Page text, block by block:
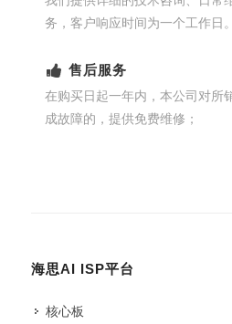
务，客户响应时间为一个工作日。
售后服务
在购买日起一年内，本公司对所
成故障的，提供免费维修；
海思AI ISP平台
核心板